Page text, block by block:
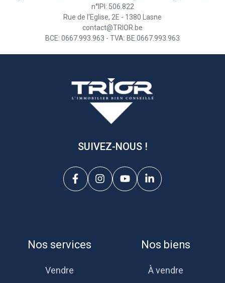
n°IPI: 506.822
Rue de l'Eglise, 2E - 1380 Lasne
contact@TRIOR.be
BCE: 0667.993.963 - TVA: BE.0667.993.963
SUIVEZ-NOUS !
Nos services
Vendre
Nos biens
À vendre